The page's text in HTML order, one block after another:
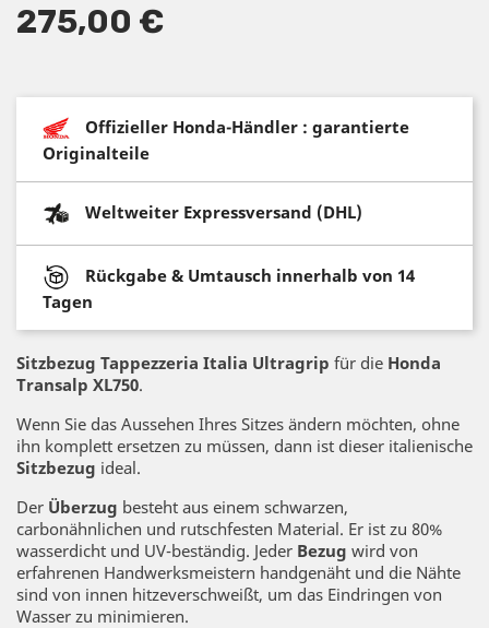
275,00 €
Offizieller Honda-Händler : garantierte
Originalteile
Weltweiter Expressversand (DHL)
Rückgabe & Umtausch innerhalb von 14
Tagen
Sitzbezug Tappezzeria Italia Ultragrip für die Honda
Transalp XL750.
Wenn Sie das Aussehen Ihres Sitzes ändern möchten, ohne
ihn komplett ersetzen zu müssen, dann ist dieser italienische
Sitzbezug ideal.
Der Überzug besteht aus einem schwarzen,
carbonähnlichen und rutschfesten Material. Er ist zu 80%
wasserdicht und UV-beständig. Jeder Bezug wird von
erfahrenen Handwerksmeistern handgenäht und die Nähte
sind von innen hitzeverschweißt, um das Eindringen von
Wasser zu minimieren.